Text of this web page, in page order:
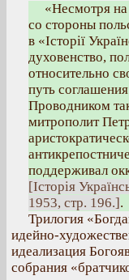
«Несмотря
со стороны
в «Історії
духовенство,
относительно
путь
Проводником
митрополит
поддерживал
[Історія
1953, стр. 196.].
Трилогия
идейно-
идеализация
собрания